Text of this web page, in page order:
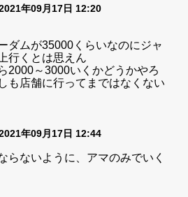
年09月17日 12:20
ダムが35000くらいなのにジャ
行くとは思えん
2000～3000いくかどうかやろ
も店舗に行ってまではなくない
年09月17日 12:44
らないように、アマのみでいく